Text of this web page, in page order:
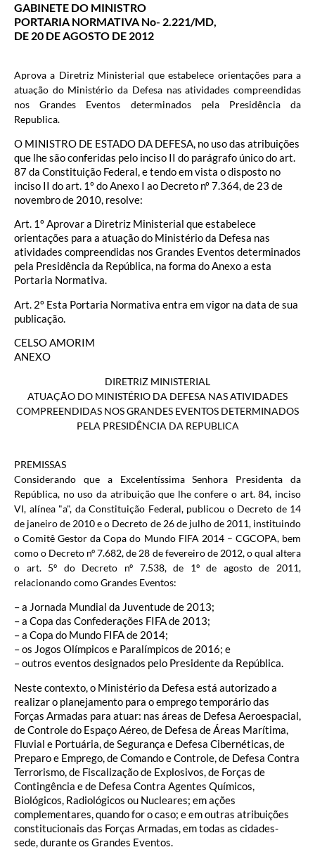
GABINETE DO MINISTRO
PORTARIA NORMATIVA No- 2.221/MD,
DE 20 DE AGOSTO DE 2012
Aprova a Diretriz Ministerial que estabelece orientações para a
atuação do Ministério da Defesa nas atividades compreendidas
nos Grandes Eventos determinados pela Presidência da
Republica.
O MINISTRO DE ESTADO DA DEFESA, no uso das atribuições
que lhe são conferidas pelo inciso II do parágrafo único do art.
87 da Constituição Federal, e tendo em vista o disposto no
inciso II do art. 1º do Anexo I ao Decreto nº 7.364, de 23 de
novembro de 2010, resolve:
Art. 1º Aprovar a Diretriz Ministerial que estabelece
orientações para a atuação do Ministério da Defesa nas
atividades compreendidas nos Grandes Eventos determinados
pela Presidência da República, na forma do Anexo a esta
Portaria Normativa.
Art. 2º Esta Portaria Normativa entra em vigor na data de sua
publicação.
CELSO AMORIM
ANEXO
DIRETRIZ MINISTERIAL
ATUAÇÃO DO MINISTÉRIO DA DEFESA NAS ATIVIDADES
COMPREENDIDAS NOS GRANDES EVENTOS DETERMINADOS
PELA PRESIDÊNCIA DA REPUBLICA
PREMISSAS
Considerando que a Excelentíssima Senhora Presidenta da
República, no uso da atribuição que lhe confere o art. 84, inciso
VI, alínea "a", da Constituição Federal, publicou o Decreto de 14
de janeiro de 2010 e o Decreto de 26 de julho de 2011, instituindo
o Comitê Gestor da Copa do Mundo FIFA 2014 – CGCOPA, bem
como o Decreto nº 7.682, de 28 de fevereiro de 2012, o qual altera
o art. 5º do Decreto nº 7.538, de 1º de agosto de 2011,
relacionando como Grandes Eventos:
– a Jornada Mundial da Juventude de 2013;
– a Copa das Confederações FIFA de 2013;
– a Copa do Mundo FIFA de 2014;
– os Jogos Olímpicos e Paralímpicos de 2016; e
– outros eventos designados pelo Presidente da República.
Neste contexto, o Ministério da Defesa está autorizado a
realizar o planejamento para o emprego temporário das
Forças Armadas para atuar: nas áreas de Defesa Aeroespacial,
de Controle do Espaço Aéreo, de Defesa de Áreas Marítima,
Fluvial e Portuária, de Segurança e Defesa Cibernéticas, de
Preparo e Emprego, de Comando e Controle, de Defesa Contra
Terrorismo, de Fiscalização de Explosivos, de Forças de
Contingência e de Defesa Contra Agentes Químicos,
Biológicos, Radiológicos ou Nucleares; em ações
complementares, quando for o caso; e em outras atribuições
constitucionais das Forças Armadas, em todas as cidades-
sede, durante os Grandes Eventos.